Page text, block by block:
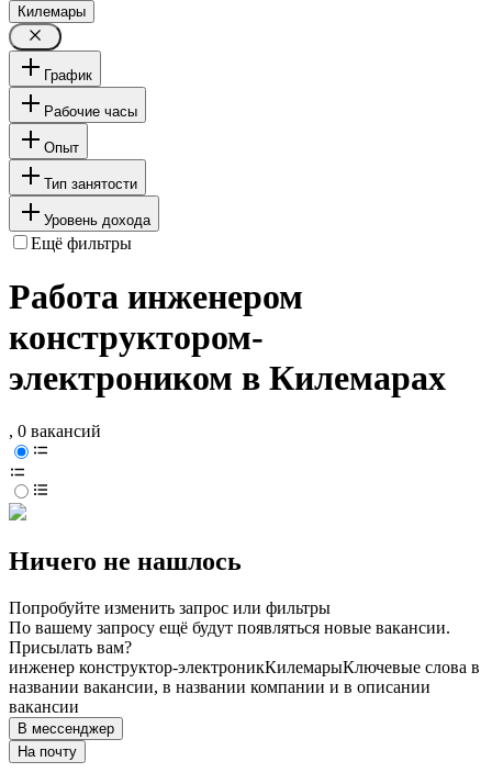
Килемары
График
Рабочие часы
Опыт
Тип занятости
Уровень дохода
Ещё фильтры
Работа инженером
конструктором-
электроником в Килемарах
, 0 вакансий
Ничего не нашлось
Попробуйте изменить запрос или фильтры
По вашему запросу ещё будут появляться новые вакансии.
Присылать вам?
инженер конструктор-электроникКилемарыКлючевые слова в
названии вакансии, в названии компании и в описании
вакансии
В мессенджер
На почту